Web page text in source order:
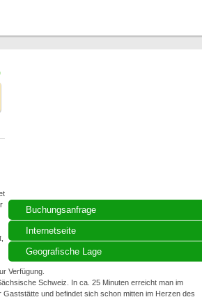
Buchungsanfrage
Internetseite
Geografische Lage
Verfügung.
Schweiz. In ca. 25 Minuten erreicht man im
und befindet sich schon mitten im Herzen des